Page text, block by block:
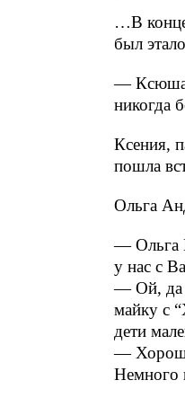
…В
был
— Ксюша,
никогда
Ксения,
пошла
Ольга
— Ольга
у нас с
— Ой, да
майку с
дети
—